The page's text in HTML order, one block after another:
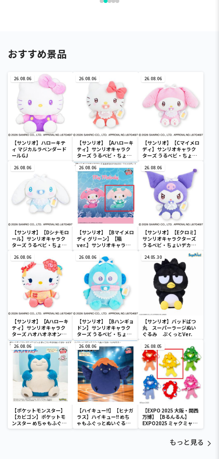
おすすめ景品
26.08.06
【サンリオ】ハローキテ
ィ マジカルラベンダード
ールGJ
26.08.06
【サンリオ】【Aハローキ
ティ】サンリオキャラク
ターズ うるベビ・ちょい
デカドール
26.08.06
【サンリオ】【Cマイメロ
ディ】サンリオキャラク
ターズ うるベビ・ちょい
26.08.06
【サンリオ】【Dシナモロ
ール】サンリオキャラク
ターズ うるベビ・ちょい
26.08.06
【サンリオ】【Bマイメロ
ディ グリーン】【箱
ver.】サンリオキャラク
SOFVIMATES～マイメロ
ディ マーメイドver. ～
26.08.06
【サンリオ】【Eクロミ】
サンリオキャラクターズ
うるベビ・ちょいデカド
26.08.06
【サンリオ】【Aハローキ
ティ】サンリオキャラク
ターズ ハオハオネオンタ
ウンドールBIGタイプ1
26.08.06
【サンリオ】【Bハンギョ
ドン】サンリオキャラク
ターズ うるベビ・ちょい
デカドール
24.05.30
【サンリオ】バッドばつ
丸 スーパーラージぬい
ぐるみ ぷくっとVer.
26.08.06
【ポケットモンスター】
【カビゴン】ポケットモ
ンスター めちゃもふぐっ
と ほっこりいやされぬい
26.08.06
【ハイキュー!!】【ヒナガ
ラス】ハイキュー!! めち
ゃもふぐっとぬいぐるみ
～ヒナガラス～
26.08.05
【EXPO 2025 大阪・関西
万博】【Bるんるん】
EXPO2025 ミャクミャク
カラフルゴム紐付きぬい
もっと見る